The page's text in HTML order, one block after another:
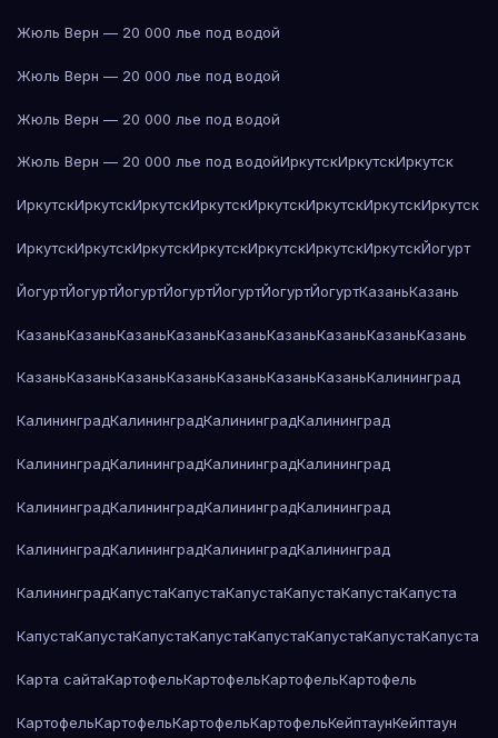
Жюль Верн — 20 000 лье под водой
Жюль Верн — 20 000 лье под водой
Жюль Верн — 20 000 лье под водой
Жюль Верн — 20 000 лье под водойИркутскИркутскИркутск
ИркутскИркутскИркутскИркутскИркутскИркутскИркутскИркутск
ИркутскИркутскИркутскИркутскИркутскИркутскИркутскЙогурт
ЙогуртЙогуртЙогуртЙогуртЙогуртЙогуртЙогуртКазаньКазань
КазаньКазаньКазаньКазаньКазаньКазаньКазаньКазаньКазань
КазаньКазаньКазаньКазаньКазаньКазаньКазаньКалининград
КалининградКалининградКалининградКалининград
КалининградКалининградКалининградКалининград
КалининградКалининградКалининградКалининград
КалининградКалининградКалининградКалининград
КалининградКапустаКапустаКапустаКапустаКапустаКапуста
КапустаКапустаКапустаКапустаКапустаКапустаКапустаКапуста
Карта сайтаКартофельКартофельКартофельКартофель
КартофельКартофельКартофельКартофельКейптаунКейптаун